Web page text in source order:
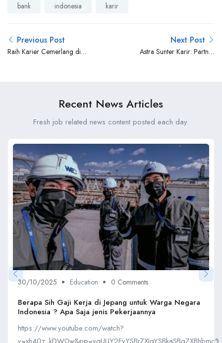
bank
indonesia karir
Previous Post
Raih Karier Cemerlang di
Next Post
Astra Sunter Karir: Partner
Recent News Articles
Fresh job related news content posted each day.
30/10/2025 Education 0 Comments
Berapa Sih Gaji Kerja di Jepang untuk Warga Negara
Indonesia ? Apa Saja jenis Pekerjaannya
https://www.youtube.com/watch?